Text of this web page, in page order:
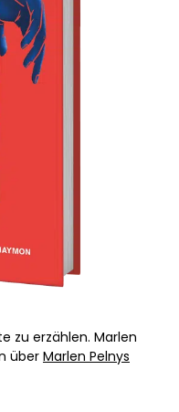
zu erzählen. Marlen
über Marlen Pelnys